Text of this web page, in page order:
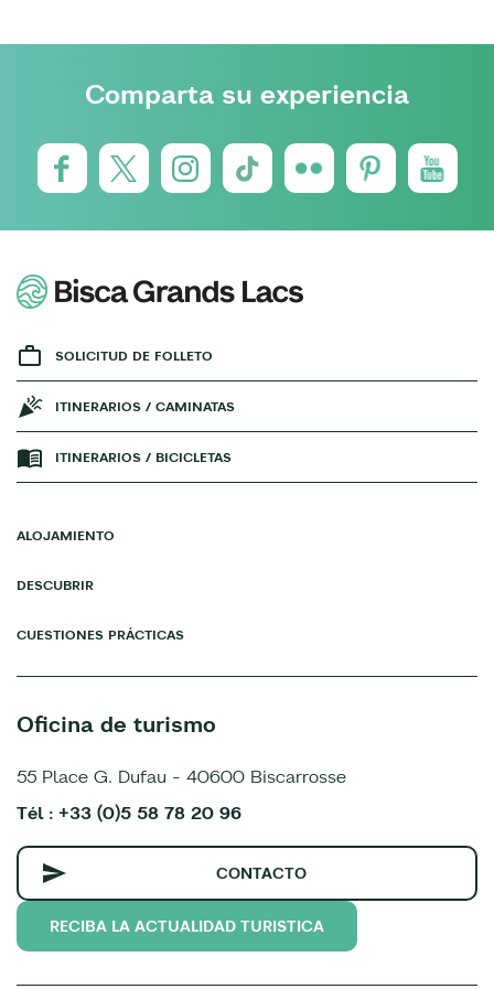
Comparta su experiencia
SOLICITUD DE FOLLETO
ITINERARIOS / CAMINATAS
ITINERARIOS / BICICLETAS
ALOJAMIENTO
DESCUBRIR
CUESTIONES PRÁCTICAS
Oficina de turismo
55 Place G. Dufau - 40600 Biscarrosse
Tél : +33 (0)5 58 78 20 96
CONTACTO
RECIBA LA ACTUALIDAD TURISTICA